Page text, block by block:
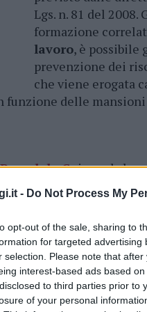
- Do Not Process My
opt-out of the sale, sharing to
for targeted
selection. Please note that
interest-based ads based
to third parties prior to
of your personal
Lgs. n. 81 del 2008.
formazione
lavoro, è possibile
prevenzione dei
che viene erogata
funzione delle
modulo Criguarda la
fisico, ma anche sotto
il tema della
che devono essere
menzionate nel
seguire i relativi
quanto stabilito dalle
diretta
essere attribuita al